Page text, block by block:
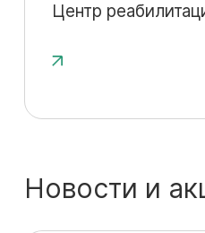
Центр
Новости и